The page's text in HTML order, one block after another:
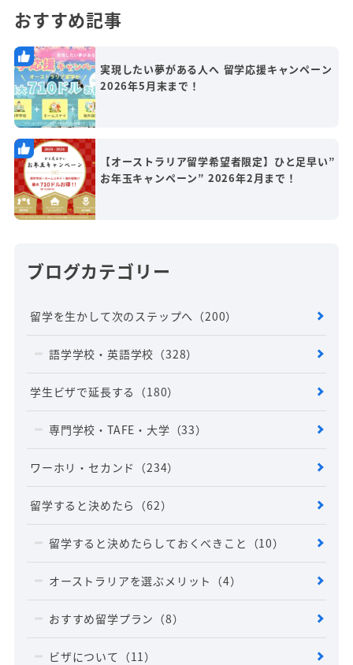
おすすめ記事
実現したい夢がある人へ 留学応援キャンペーン
2026年5月末まで！
【オーストラリア留学希望者限定】ひと足早い”
お年玉キャンペーン” 2026年2月まで！
ブログカテゴリー
留学を生かして次のステップへ （200）
語学学校・英語学校 （328）
学生ビザで延長する （180）
専門学校・TAFE・大学 （33）
ワーホリ・セカンド （234）
留学すると決めたら （62）
留学すると決めたらしておくべきこと （10）
オーストラリアを選ぶメリット （4）
おすすめ留学プラン （8）
ビザについて （11）